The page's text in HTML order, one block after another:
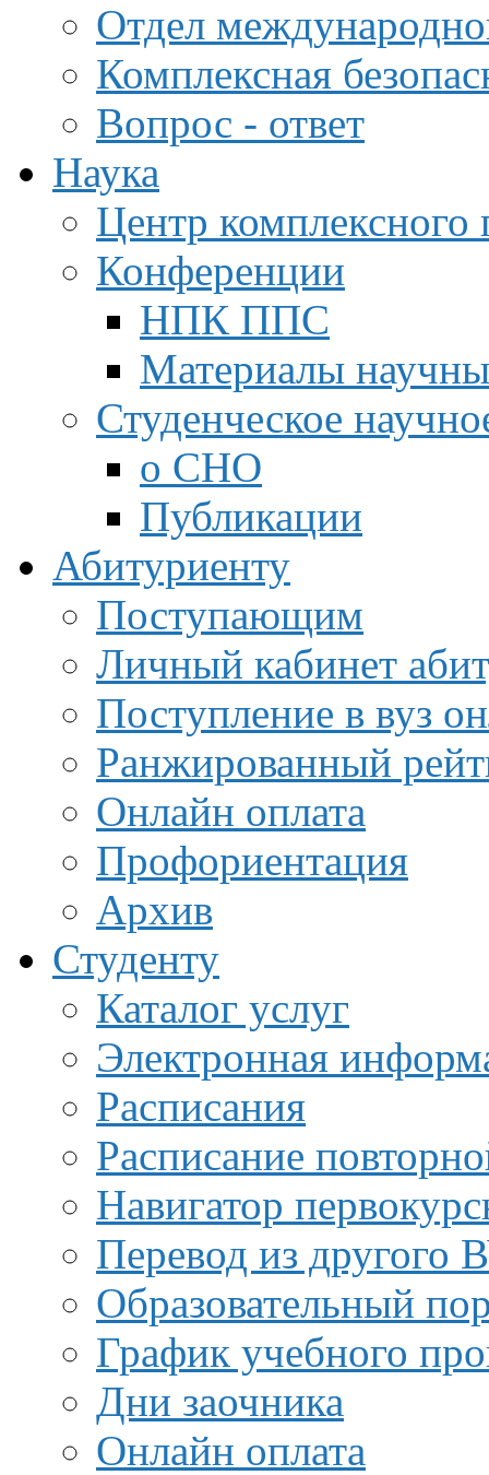
Отдел
Комплексная
Вопрос - ответ
Наука
Центр
Конференции
НПК ППС
Материалы
Студенческое
о СНО
Публикации
Абитуриенту
Поступающим
Личный кабинет
Поступление в вуз
Ранжированный
Онлайн оплата
Профориентация
Архив
Студенту
Каталог услуг
Электронная
Расписания
Расписание
Навигатор
Перевод из другого
Образовательный
График учебного
Дни заочника
Онлайн оплата